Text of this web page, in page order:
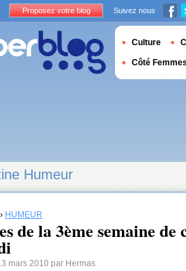
Humeur
› HUMEUR
de la 3ème semaine de
mars 2010 par Hermas
Proposez votre blog Suivez nous
Culture
Côté Femmes